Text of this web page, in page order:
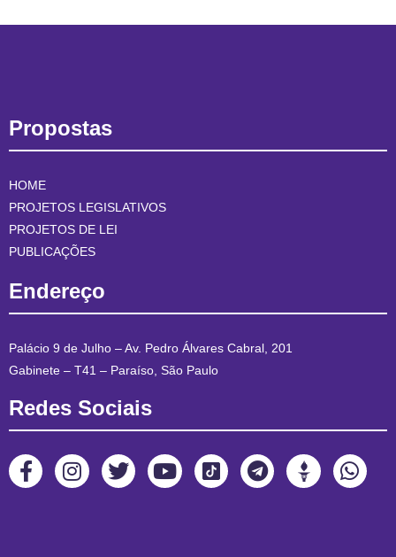
Propostas
HOME
PROJETOS LEGISLATIVOS
PROJETOS DE LEI
PUBLICAÇÕES
Endereço
Palácio 9 de Julho – Av. Pedro Álvares Cabral, 201
Gabinete – T41 – Paraíso, São Paulo
Redes Sociais